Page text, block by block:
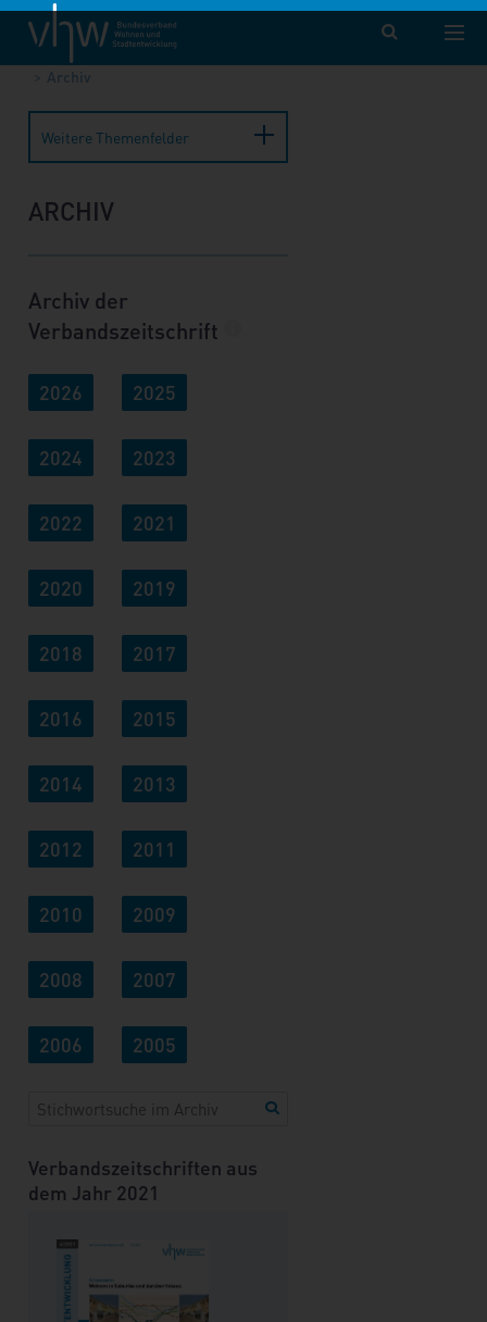
vhw – Bundesverband für Wohnen und Stadtentwicklung e. V.
Publikationen
Forum Wohnen und Stadtentwicklung
Archiv
Weitere Themenfelder
ARCHIV
Archiv der
Verbandszeitschrift
2026 2025
2024 2023
2022 2021
2020 2019
2018 2017
2016 2015
2014 2013
2012 2011
2010 2009
2008 2007
2006 2005
Verbandszeitschriften aus
dem Jahr 2021